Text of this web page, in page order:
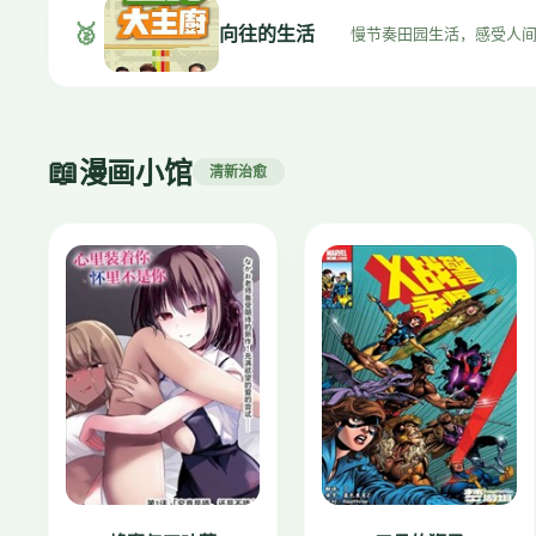
🥈 向往的生活 慢节奏田园生活，感受人间
📖漫画小馆 清新治愈